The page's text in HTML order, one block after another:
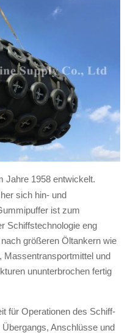
Jahre 1958 entwickelt.
sich hin- und
ist zum
Schiffstechnologie eng
größeren Öltankern wie
Massentransportmittel und
ununterbrochen fertig
für Operationen des Schiff-
Anschlüsse und